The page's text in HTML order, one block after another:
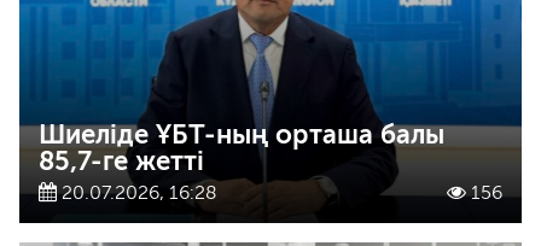
Шиеліде ҰБТ-ның орташа балы
85,7-ге жетті
20.07.2026, 16:28 156